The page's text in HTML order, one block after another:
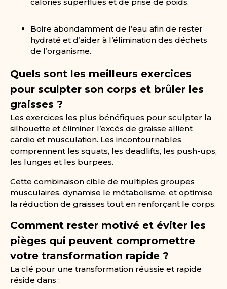
Boire abondamment de l’eau afin de rester
hydraté et d’aider à l’élimination des déchets
de l’organisme.
Quels sont les meilleurs exercices
pour sculpter son corps et brûler les
graisses ?
Les exercices les plus bénéfiques pour sculpter la
silhouette et éliminer l’excès de graisse allient
cardio et musculation. Les incontournables
comprennent les squats, les deadlifts, les push-ups,
les lunges et les burpees.
Cette combinaison cible de multiples groupes
musculaires, dynamise le métabolisme, et optimise
la réduction de graisses tout en renforçant le corps.
Comment rester motivé et éviter les
pièges qui peuvent compromettre
votre transformation rapide ?
La clé pour une transformation réussie et rapide
réside dans :